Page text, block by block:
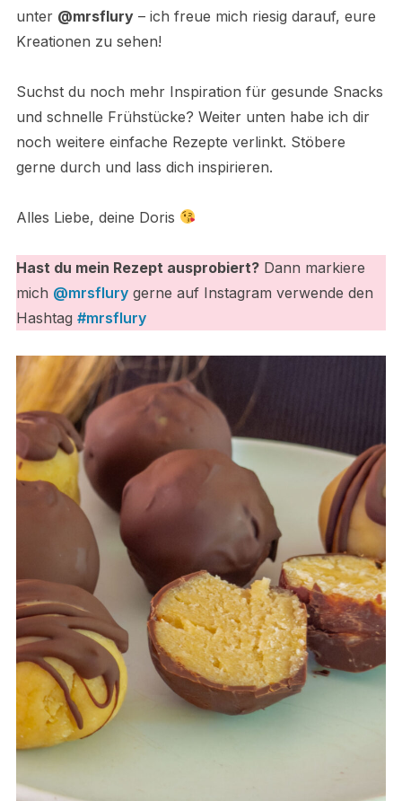
unter @mrsflury– ich freue mich riesig darauf, eure
Kreationen zu sehen!
Suchst du noch mehr Inspiration für gesunde Snacks
und schnelle Frühstücke? Weiter unten habe ich dir
noch weitere einfache Rezepte verlinkt. Stöbere
gerne durch und lass dich inspirieren.
Alles Liebe, deine Doris
Hast du mein Rezept ausprobiert?Dann markiere
mich @mrsflurygerne auf Instagram verwende den
Hashtag #mrsflury